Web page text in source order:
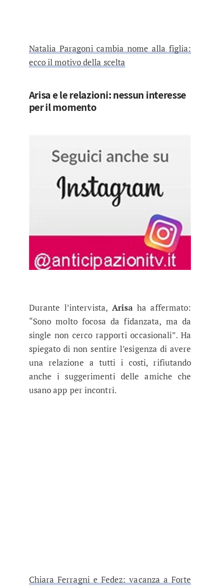
Natalia Paragoni cambia nome alla figlia:
ecco il motivo della scelta
Arisa e le relazioni: nessun interesse
per il momento
Durante l’intervista, Arisaha affermato:
“Sono molto focosa da fidanzata, ma da
single non cerco rapporti occasionali”. Ha
spiegato di non sentire l’esigenza di avere
una relazione a tutti i costi, rifiutando
anche i suggerimenti delle amiche che
usano app per incontri.
Chiara Ferragni e Fedez: vacanza a Forte